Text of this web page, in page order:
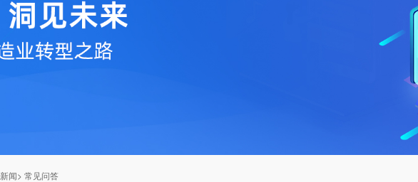
新闻> 常见问答